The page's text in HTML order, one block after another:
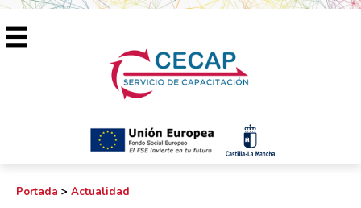
Portada > Actualidad